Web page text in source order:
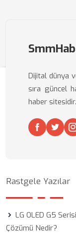
Dijital dünya
sıra güncel
haber sitesidir.
Rastgele Yazılar
LG OLED G5
Çözümü Nedir?